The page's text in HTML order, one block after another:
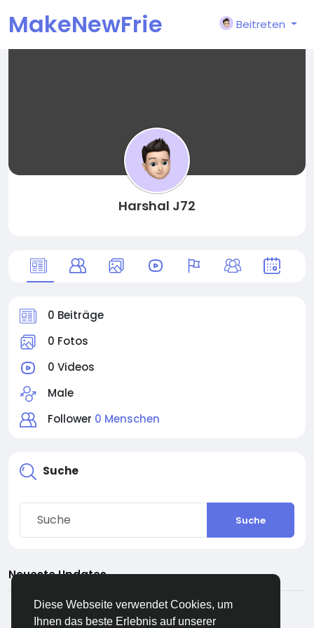
Diese Webseite verwendet Cookies, um
Ihnen das beste Erlebnis auf unserer
MakeNewFrie
Beitreten
Harshal J72
0 Beiträge
0 Fotos
0 Videos
Male
Follower 0 Menschen
Suche
Suche
Neueste Updates